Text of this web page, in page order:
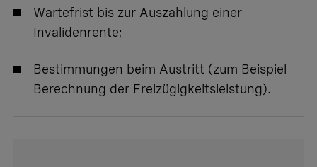
Wartefrist bis zur Auszahlung einer
Invalidenrente;
Bestimmungen beim Austritt (zum Beispiel
Berechnung der Freizügigkeitsleistung).